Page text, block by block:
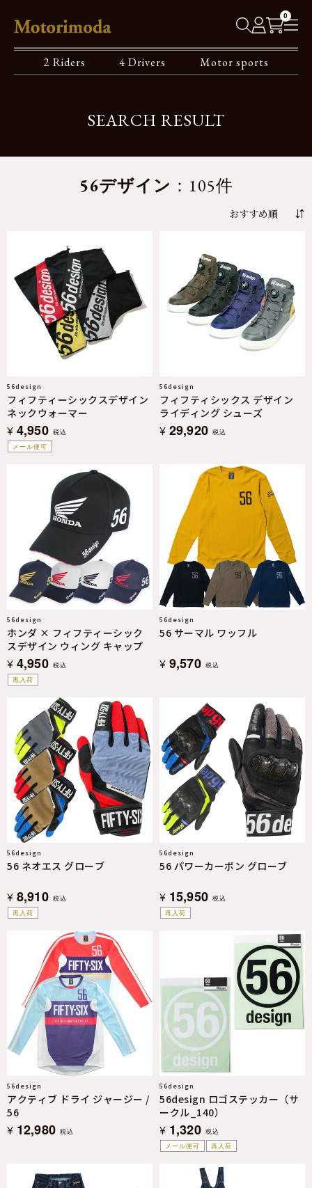
0
2 Riders 4 Drivers Motor sports
SEARCH RESULT
56デザイン ：105件
メール便可
56design
フィフティーシックスデザイン
ネックウォーマー
¥ 4,950 税込
56design
フィフティシックス デザイン
ライディング シューズ
¥ 29,920 税込
再入荷
56design
ホンダ × フィフティーシック
スデザイン ウィング キャップ
¥ 4,950 税込
56design
56 サーマル ワッフル
¥ 9,570 税込
再入荷
56design
56 ネオエス グローブ
¥ 8,910 税込
再入荷
56design
56 パワーカーボン グローブ
¥ 15,950 税込
56design
アクティブ ドライ ジャージー /
56
¥ 12,980 税込
メール便可
再入荷
56design
56design ロゴステッカー（サ
ークル_140）
¥ 1,320 税込